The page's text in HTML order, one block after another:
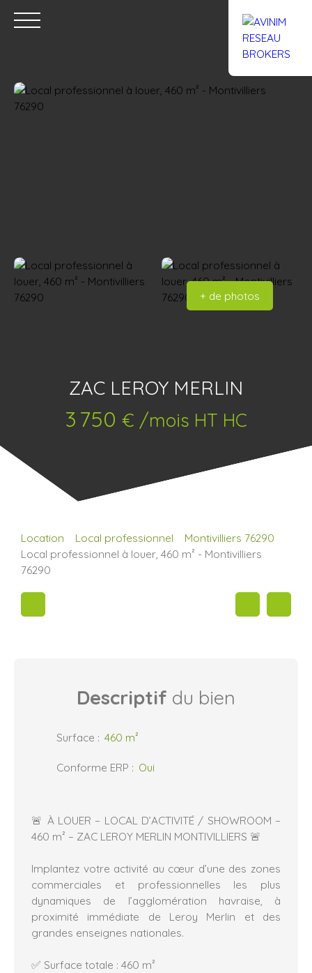
+ de photos
ZAC LEROY MERLIN
3 750 € /mois HT HC
Location Local professionnel
Montivilliers 76290
Local professionnel à louer, 460 m² - Montivilliers
76290
Descriptif du bien
Surface : 460 m²
Conforme ERP : Oui
🚨 À LOUER – LOCAL D’ACTIVITÉ / SHOWROOM –
460 m² – ZAC LEROY MERLIN MONTIVILLIERS 🚨
Implantez votre activité au cœur d’une des zones
commerciales et professionnelles les plus
dynamiques de l’agglomération havraise, à
proximité immédiate de Leroy Merlin et des
grandes enseignes nationales.
✅ Surface totale : 460 m²